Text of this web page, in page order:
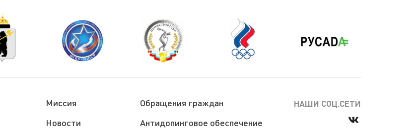
Миссия
Новости
Обращения граждан
Антидопинговое обеспечение
НАШИ СОЦ.СЕТИ